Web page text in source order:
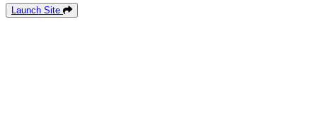
Launch Site